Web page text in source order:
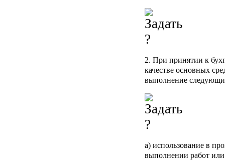
2. При принятии к
качестве основных
выполнение
а) использование в
выполнении работ